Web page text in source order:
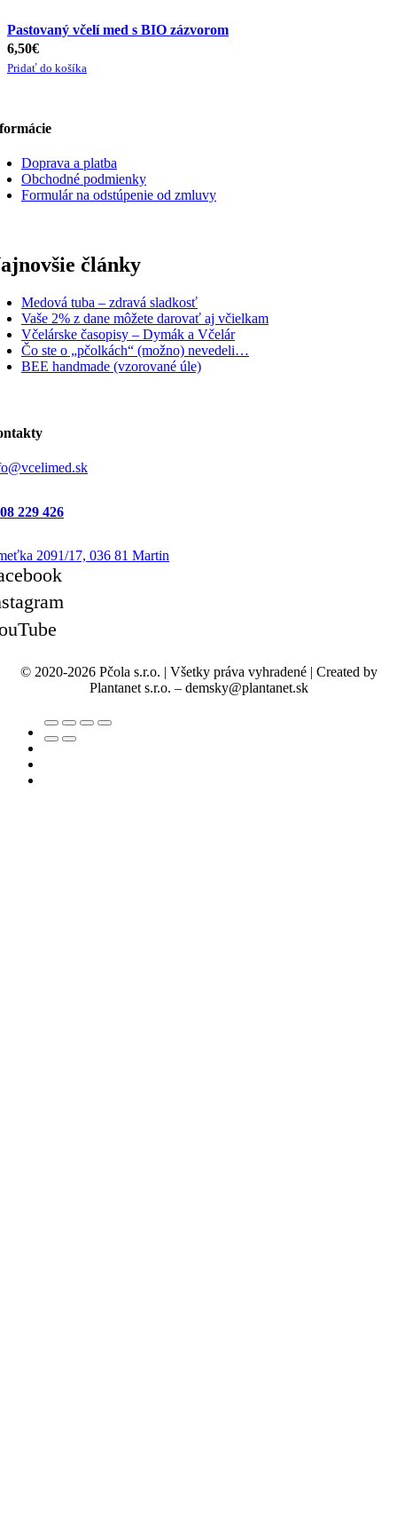
Pastovaný včelí med s BIO zázvorom
6,50€
Pridať do košíka
Doprava a platba
Obchodné podmienky
Formulár na odstúpenie od zmluvy
články
Medová tuba – zdravá sladkosť
Vaše 2% z dane môžete darovať aj včielkam
Včelárske časopisy – Dymák a Včelár
Čo ste o „pčolkách“ (možno) nevedeli…
BEE handmade (vzorované úle)
229 426
2091/17, 036 81 Martin
© 2020-2026 Pčola s.r.o. | Všetky práva vyhradené | Created by
Plantanet s.r.o. – demsky@plantanet.sk